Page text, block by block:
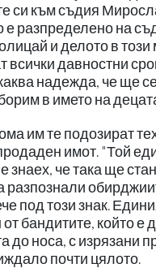
си към съдия
е разпределено на
и делото в
всички давностни
надежда, че ще
в името на
им те подозират
имот. "Той
че така ще
разпознали
под този знак.
бандитите, който е
носа, с изрязани
почти цялото.